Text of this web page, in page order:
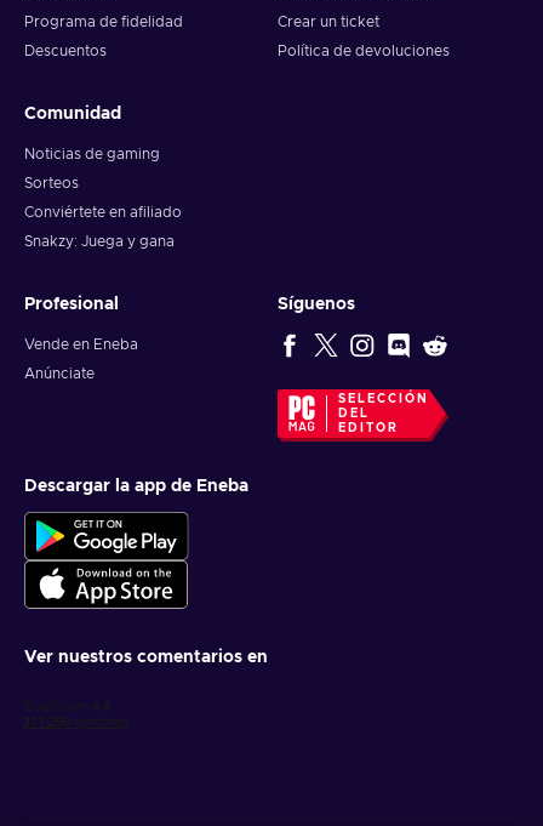
Programa de fidelidad
Descuentos
Crear un ticket
Política de devoluciones
Comunidad
Noticias de gaming
Sorteos
Conviértete en afiliado
Snakzy: Juega y gana
Profesional
Vende en Eneba
Anúnciate
Síguenos
SELECCIÓN
DEL
EDITOR
Descargar la app de Eneba
Ver nuestros comentarios en